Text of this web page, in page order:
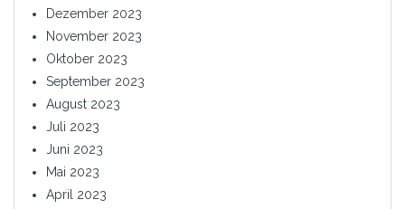
Dezember 2023
November 2023
Oktober 2023
September 2023
August 2023
Juli 2023
Juni 2023
Mai 2023
April 2023